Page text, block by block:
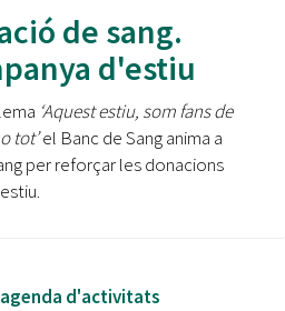
de sang.
d'estiu
‘Aquest estiu, som fans de
tot’el Banc de Sang anima a
per reforçar les donacions
d'activitats